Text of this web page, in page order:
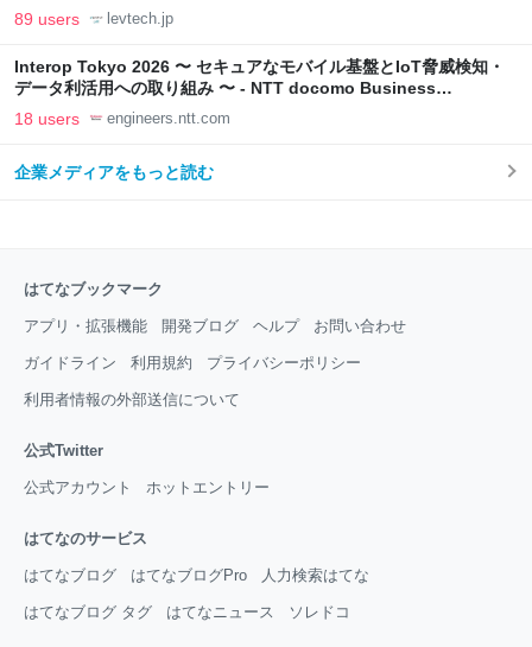
LAB
89 users levtech.jp
Interop Tokyo 2026 〜 セキュアなモバイル基盤とIoT脅威検知・
データ利活用への取り組み 〜 - NTT docomo Business
Engineers' Blog
18 users engineers.ntt.com
企業メディアをもっと読む
はてなブックマーク
アプリ・拡張機能 開発ブログ ヘルプ お問い合わせ
ガイドライン 利用規約 プライバシーポリシー
利用者情報の外部送信について
公式Twitter
公式アカウント ホットエントリー
はてなのサービス
はてなブログ はてなブログPro 人力検索はてな
はてなブログ タグ はてなニュース ソレドコ